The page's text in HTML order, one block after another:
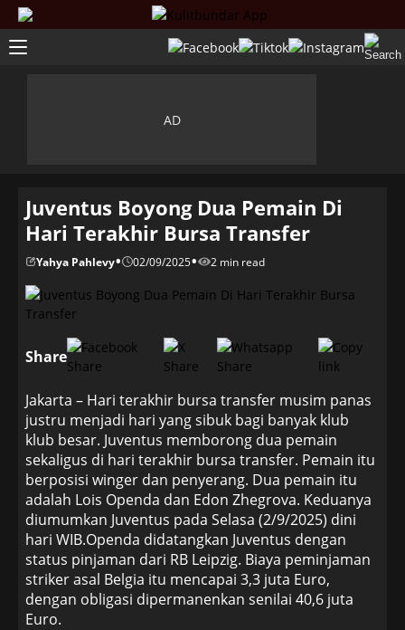
Juventus Boyong Dua Pemain Di
Hari Terakhir Bursa Transfer
Yahya Pahlevy• 02/09/2025• 2 min read
Share
Jakarta – Hari terakhir bursa transfer musim panas
justru menjadi hari yang sibuk bagi banyak klub
klub besar. Juventus memborong dua pemain
sekaligus di hari terakhir bursa transfer. Pemain itu
berposisi winger dan penyerang. Dua pemain itu
adalah Lois Openda dan Edon Zhegrova. Keduanya
diumumkan Juventus pada Selasa (2/9/2025) dini
hari WIB.Openda didatangkan Juventus dengan
status pinjaman dari RB Leipzig. Biaya peminjaman
striker asal Belgia itu mencapai 3,3 juta Euro,
dengan obligasi dipermanenkan senilai 40,6 juta
Euro.